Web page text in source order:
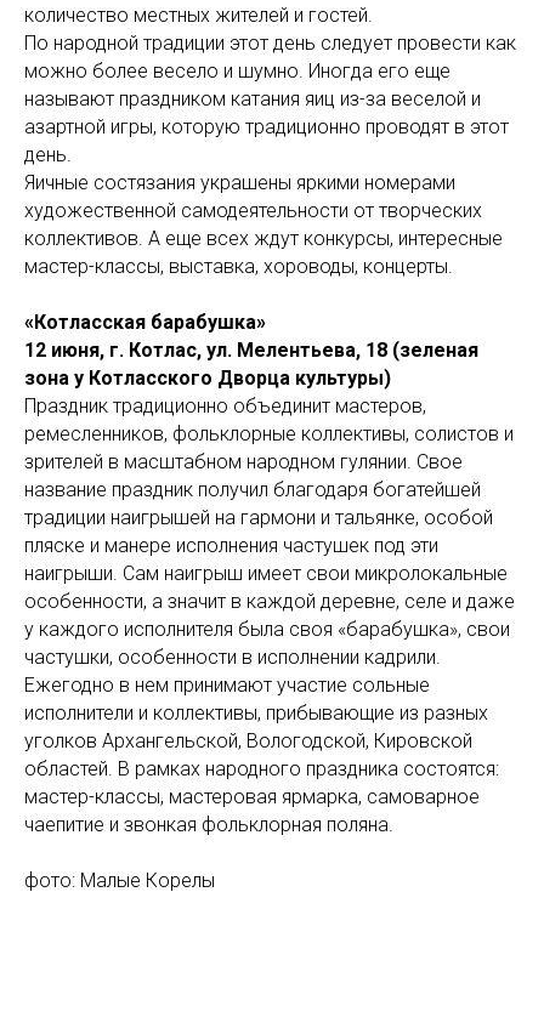
количество местных жителей и гостей.
По народной традиции этот день следует провести как
можно более весело и шумно. Иногда его еще
называют праздником катания яиц из-за веселой и
азартной игры, которую традиционно проводят в этот
день.
Яичные состязания украшены яркими номерами
художественной самодеятельности от творческих
коллективов. А еще всех ждут конкурсы, интересные
мастер-классы, выставка, хороводы, концерты.
«Котласская барабушка»
12 июня, г. Котлас, ул. Мелентьева, 18 (зеленая
зона у Котласского Дворца культуры)
Праздник традиционно объединит мастеров,
ремесленников, фольклорные коллективы, солистов и
зрителей в масштабном народном гулянии. Свое
название праздник получил благодаря богатейшей
традиции наигрышей на гармони и тальянке, особой
пляске и манере исполнения частушек под эти
наигрыши. Сам наигрыш имеет свои микролокальные
особенности, а значит в каждой деревне, селе и даже
у каждого исполнителя была своя «барабушка», свои
частушки, особенности в исполнении кадрили.
Ежегодно в нем принимают участие сольные
исполнители и коллективы, прибывающие из разных
уголков Архангельской, Вологодской, Кировской
областей. В рамках народного праздника состоятся:
мастер-классы, мастеровая ярмарка, самоварное
чаепитие и звонкая фольклорная поляна.
фото: Малые Корелы